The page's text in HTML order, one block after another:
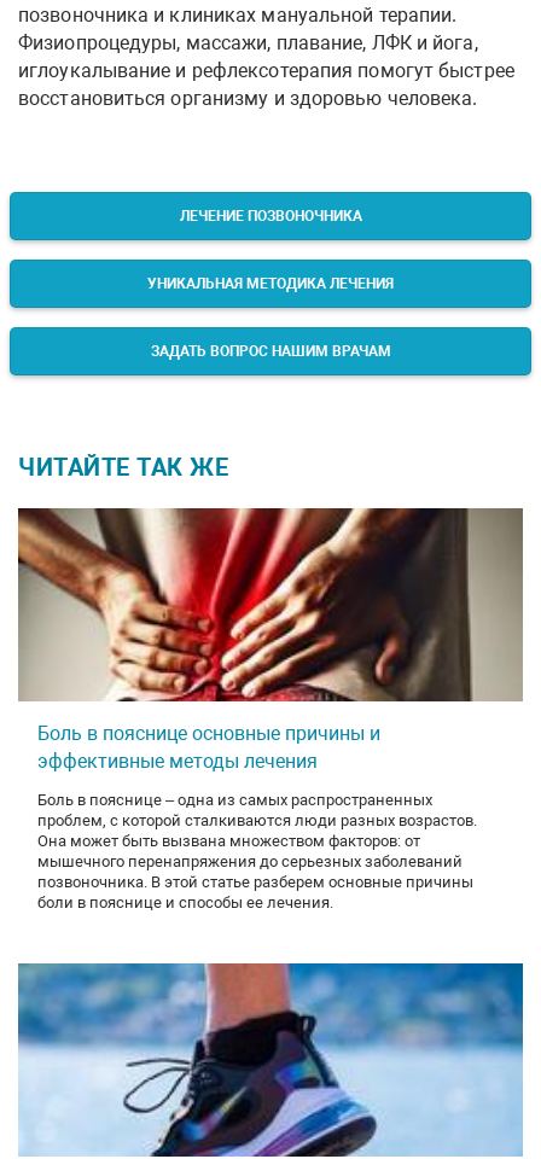
позвоночника и клиниках мануальной терапии.
Физиопроцедуры, массажи, плавание, ЛФК и йога,
иглоукалывание и рефлексотерапия помогут быстрее
восстановиться организму и здоровью человека.
ЛЕЧЕНИЕ ПОЗВОНОЧНИКА
УНИКАЛЬНАЯ МЕТОДИКА ЛЕЧЕНИЯ
ЗАДАТЬ ВОПРОС НАШИМ ВРАЧАМ
ЧИТАЙТЕ ТАК ЖЕ
Боль в пояснице основные причины и
эффективные методы лечения
Боль в пояснице – одна из самых распространенных
проблем, с которой сталкиваются люди разных возрастов.
Она может быть вызвана множеством факторов: от
мышечного перенапряжения до серьезных заболеваний
позвоночника. В этой статье разберем основные причины
боли в пояснице и способы ее лечения.